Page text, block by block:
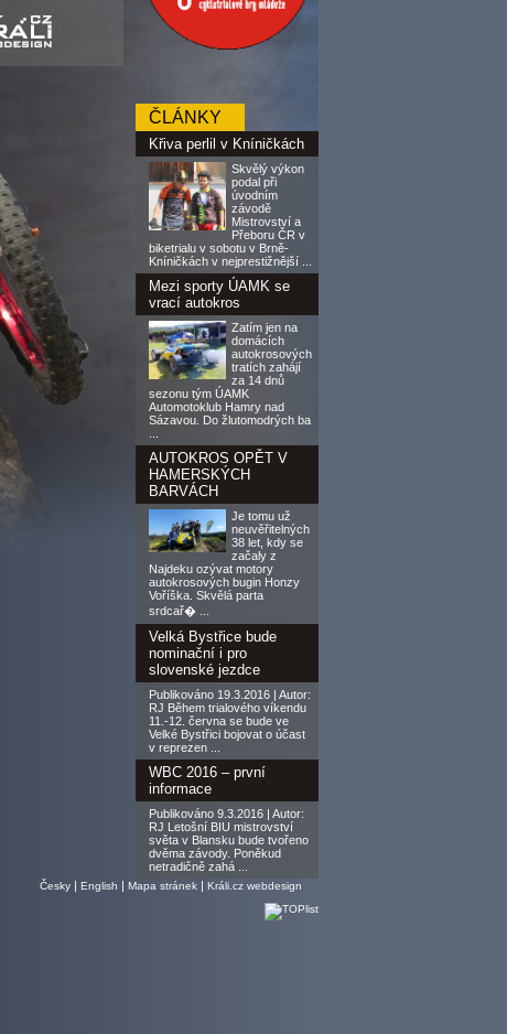
ČLÁNKY
Křiva perlil v Kníničkách
Skvělý výkon
podal při
úvodním
závodě
Mistrovství a
Přeboru ČR v
biketrialu v sobotu v Brně-
Kníničkách v nejprestižnější ...
Mezi sporty ÚAMK se
vrací autokros
Zatím jen na
domácích
autokrosových
tratích zahájí
za 14 dnů
sezonu tým ÚAMK
Automotoklub Hamry nad
Sázavou. Do žlutomodrých ba
AUTOKROS OPĚT V
HAMERSKÝCH
BARVÁCH
Je tomu už
neuvěřitelných
38 let, kdy se
začaly z
Najdeku ozývat motory
autokrosových bugin Honzy
Voříška. Skvělá parta
srdcař� ...
Velká Bystřice bude
nominační i pro
slovenské jezdce
Publikováno 19.3.2016 | Autor:
RJ Během trialového víkendu
11.-12. června se bude ve
Velké Bystřici bojovat o účast
v reprezen ...
WBC 2016 – první
informace
Publikováno 9.3.2016 | Autor:
RJ Letošní BIU mistrovství
světa v Blansku bude tvořeno
dvěma závody. Poněkud
netradičně zahá ...
Česky | English | Mapa stránek | Králi.cz webdesign